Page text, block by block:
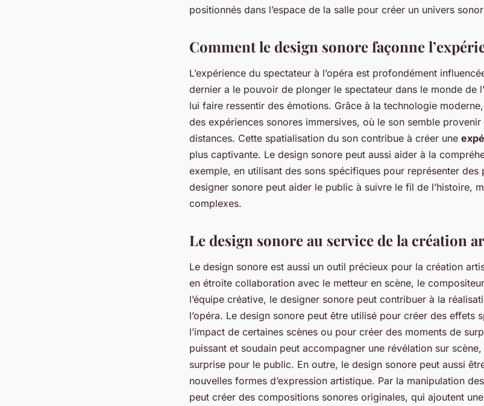
positionnés dans l’espace de la salle pour créer un univers
Comment le design sonore façonne
L’expérience du spectateur à l’opéra est profondément
dernier a le pouvoir de plonger le spectateur dans le monde de
lui faire ressentir des émotions. Grâce à la technologie
des expériences sonores immersives, où le son semble
distances. Cette spatialisation du son contribue à créer une
plus captivante. Le design sonore peut aussi aider à la
exemple, en utilisant des sons spécifiques pour représenter des
designer sonore peut aider le public à suivre le fil de l’histoire,
complexes.
Le design sonore au service de la création
Le design sonore est aussi un outil précieux pour la création
en étroite collaboration avec le metteur en scène, le
l’équipe créative, le designer sonore peut contribuer à la
l’opéra. Le design sonore peut être utilisé pour créer des effets
l’impact de certaines scènes ou pour créer des moments de
puissant et soudain peut accompagner une révélation sur
surprise pour le public. En outre, le design sonore peut aussi
nouvelles formes d’expression artistique. Par la manipulation
peut créer des compositions sonores originales, qui ajoutent